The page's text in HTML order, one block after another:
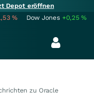
Depot eröffnen
% Dow Jones +0,25%
zu Oracle